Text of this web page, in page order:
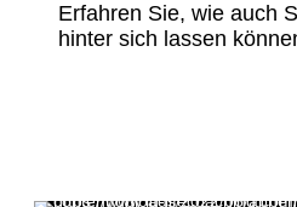
Erfahren Sie, wie auch
hinter sich lassen